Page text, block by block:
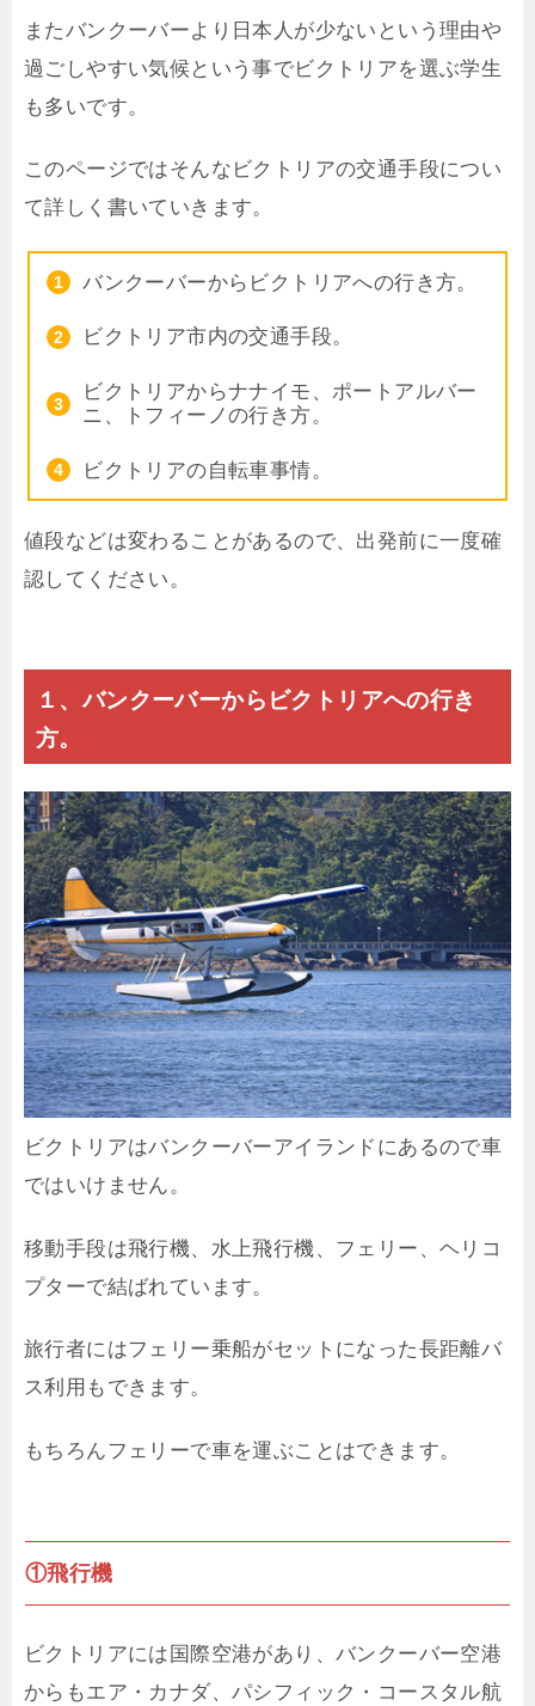
またバンクーバーより日本人が少ないという理由や
過ごしやすい気候という事でビクトリアを選ぶ学生
も多いです。
このページではそんなビクトリアの交通手段につい
て詳しく書いていきます。
バンクーバーからビクトリアへの行き方。
ビクトリア市内の交通手段。
ビクトリアからナナイモ、ポートアルバー
ニ、トフィーノの行き方。
ビクトリアの自転車事情。
値段などは変わることがあるので、出発前に一度確
認してください。
１、バンクーバーからビクトリアへの行き
方。
ビクトリアはバンクーバーアイランドにあるので車
ではいけません。
移動手段は飛行機、水上飛行機、フェリー、ヘリコ
プターで結ばれています。
旅行者にはフェリー乗船がセットになった長距離バ
ス利用もできます。
もちろんフェリーで車を運ぶことはできます。
①飛行機
ビクトリアには国際空港があり、バンクーバー空港
からもエア・カナダ、パシフィック・コースタル航